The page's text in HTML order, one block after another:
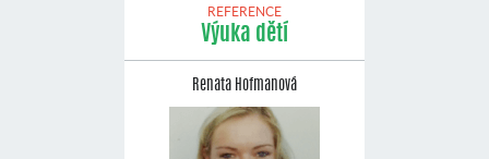
REFERENCE
Výuka dětí
Renata Hofmanová